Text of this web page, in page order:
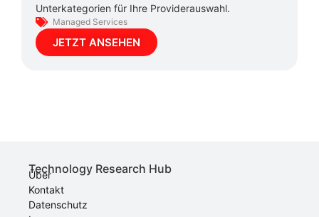
Unterkategorien für Ihre Providerauswahl.
Managed Services
JETZT ANSEHEN
Technology Research Hub
Über
Kontakt
Datenschutz